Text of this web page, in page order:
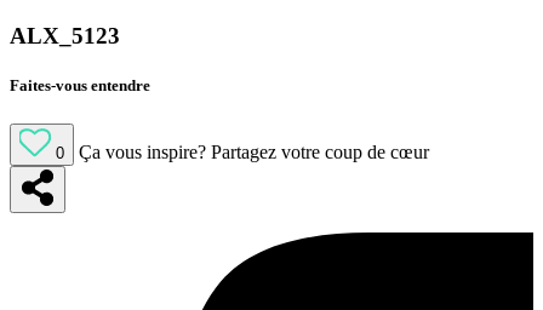
ALX_5123
Faites-vous entendre
0 Ça vous inspire? Partagez votre coup de cœur